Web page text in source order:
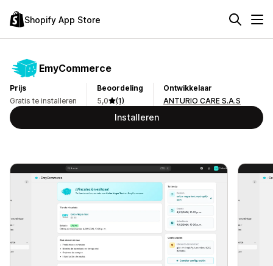
Shopify App Store
EmyCommerce
Prijs
Gratis te installeren
Beoordeling
5,0
(1)
Ontwikkelaar
ANTURIO CARE S.A.S
Installeren